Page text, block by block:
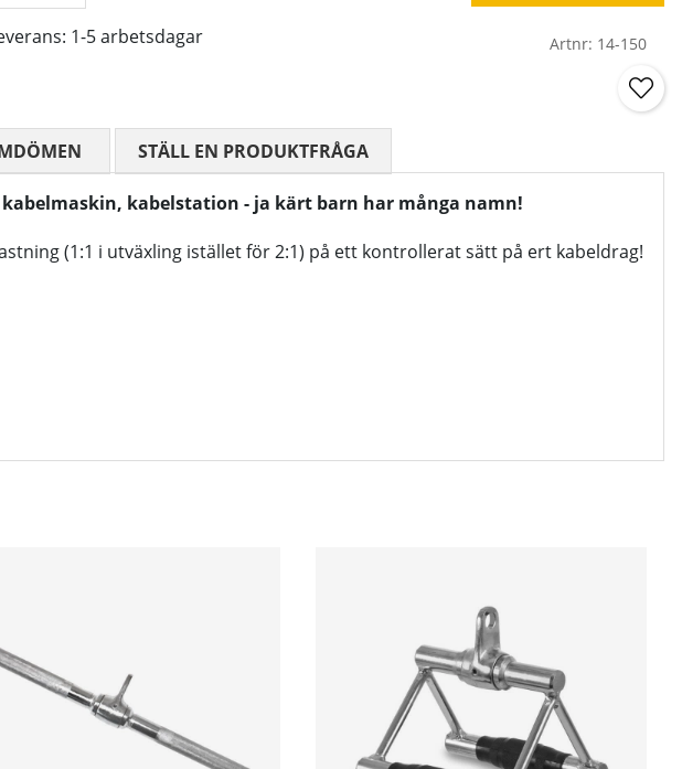
1-5 arbetsdagar Artnr: 14-150
kabelstation - ja kärt barn har många namn!
(1:1 i utväxling istället för 2:1) på ett kontrollerat sätt på ert kabeldrag!
MEDELBETYG 0 AV 5 ANTAL BETYG 0
STÄLL EN PRODUKTFRÅGA